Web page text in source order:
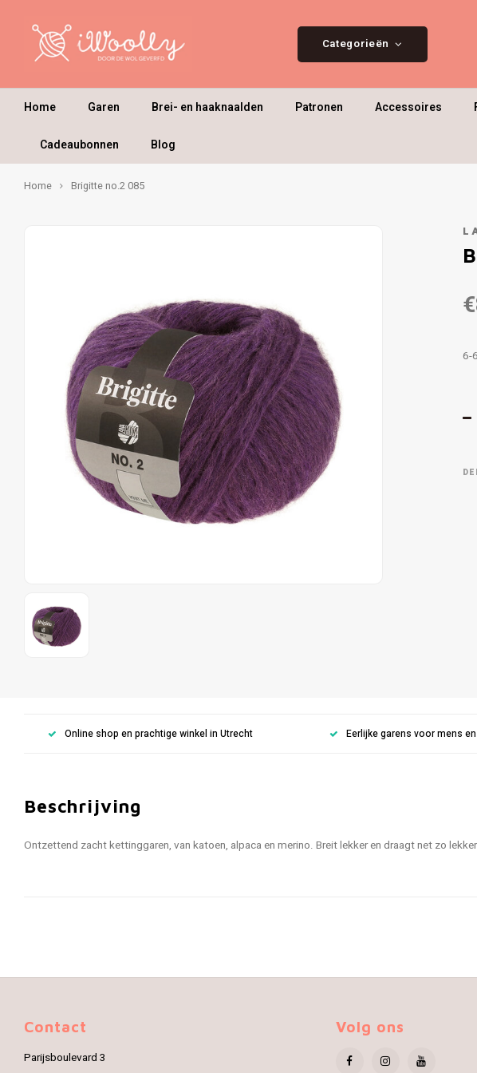
Categorieën
Home Garen Brei- en haaknaalden Patronen Accessoires
Cadeaubonnen Blog
Home Brigitte no.2 085
6-
Online shop en prachtige winkel in Utrecht Eerlijke garens voor mens
Beschrijving
Ontzettend zacht kettinggaren, van katoen, alpaca en merino. Breit lekker en draagt net zo
Contact
Parijsboulevard 3
Volg ons